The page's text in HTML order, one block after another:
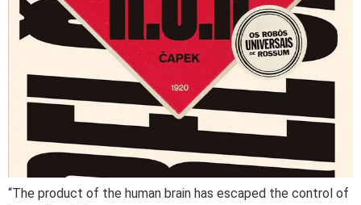
“The product of the human brain has escaped the control of